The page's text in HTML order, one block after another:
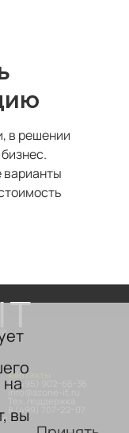
в решении
Контакты
8 (495) 902-66-36
info@azone-it.ru
8 (499) 707-22-07
на
вы